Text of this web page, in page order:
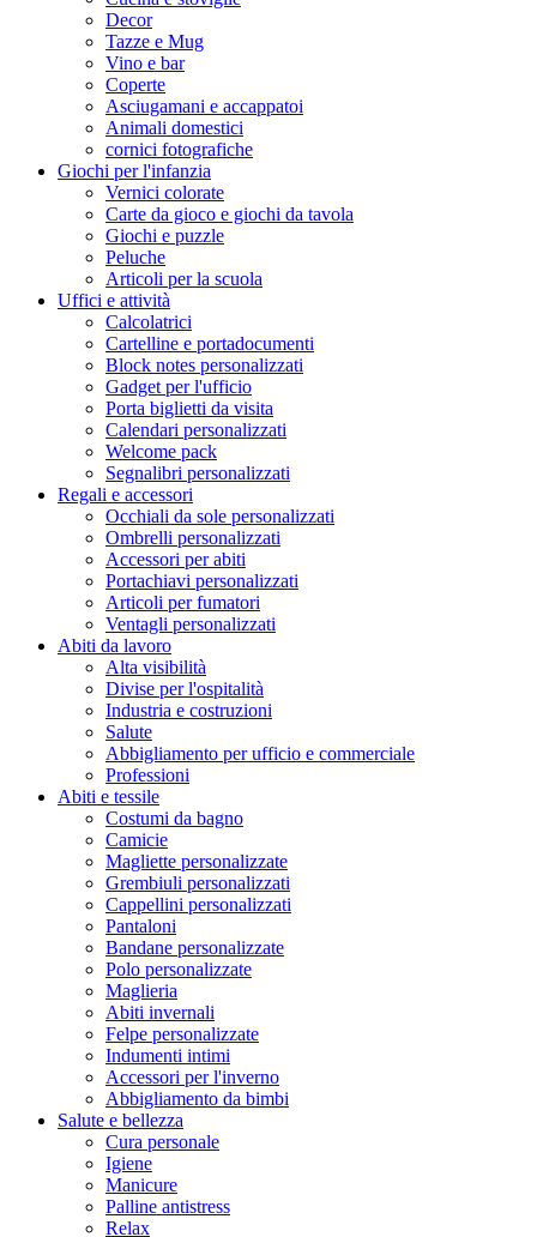
Decor
Tazze e Mug
Vino e bar
Coperte
Asciugamani e accappatoi
Animali domestici
cornici fotografiche
Giochi per l'infanzia
Vernici colorate
Carte da gioco e giochi da tavola
Giochi e puzzle
Peluche
Articoli per la scuola
Uffici e attività
Calcolatrici
Cartelline e portadocumenti
Block notes personalizzati
Gadget per l'ufficio
Porta biglietti da visita
Calendari personalizzati
Welcome pack
Segnalibri personalizzati
Regali e accessori
Occhiali da sole personalizzati
Ombrelli personalizzati
Accessori per abiti
Portachiavi personalizzati
Articoli per fumatori
Ventagli personalizzati
Abiti da lavoro
Alta visibilità
Divise per l'ospitalità
Industria e costruzioni
Salute
Abbigliamento per ufficio e commerciale
Professioni
Abiti e tessile
Costumi da bagno
Camicie
Magliette personalizzate
Grembiuli personalizzati
Cappellini personalizzati
Pantaloni
Bandane personalizzate
Polo personalizzate
Maglieria
Abiti invernali
Felpe personalizzate
Indumenti intimi
Accessori per l'inverno
Abbigliamento da bimbi
Salute e bellezza
Cura personale
Igiene
Manicure
Palline antistress
Relax